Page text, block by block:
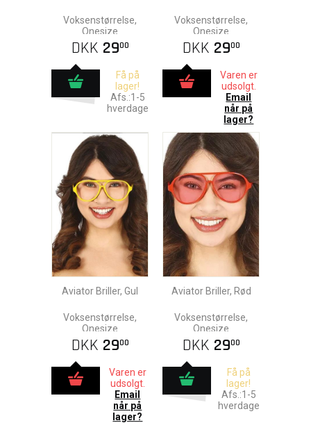
Voksenstørrelse,
Onesize
DKK 2900
Få på
lager!
Afs.:1-5
hverdage
Voksenstørrelse,
Onesize
DKK 2900
Varen er
udsolgt.
Email
når på
lager?
Aviator Briller, Gul
Voksenstørrelse,
Onesize
DKK 2900
Varen er
udsolgt.
Email
når på
lager?
Aviator Briller, Rød
Voksenstørrelse,
Onesize
DKK 2900
Få på
lager!
Afs.:1-5
hverdage